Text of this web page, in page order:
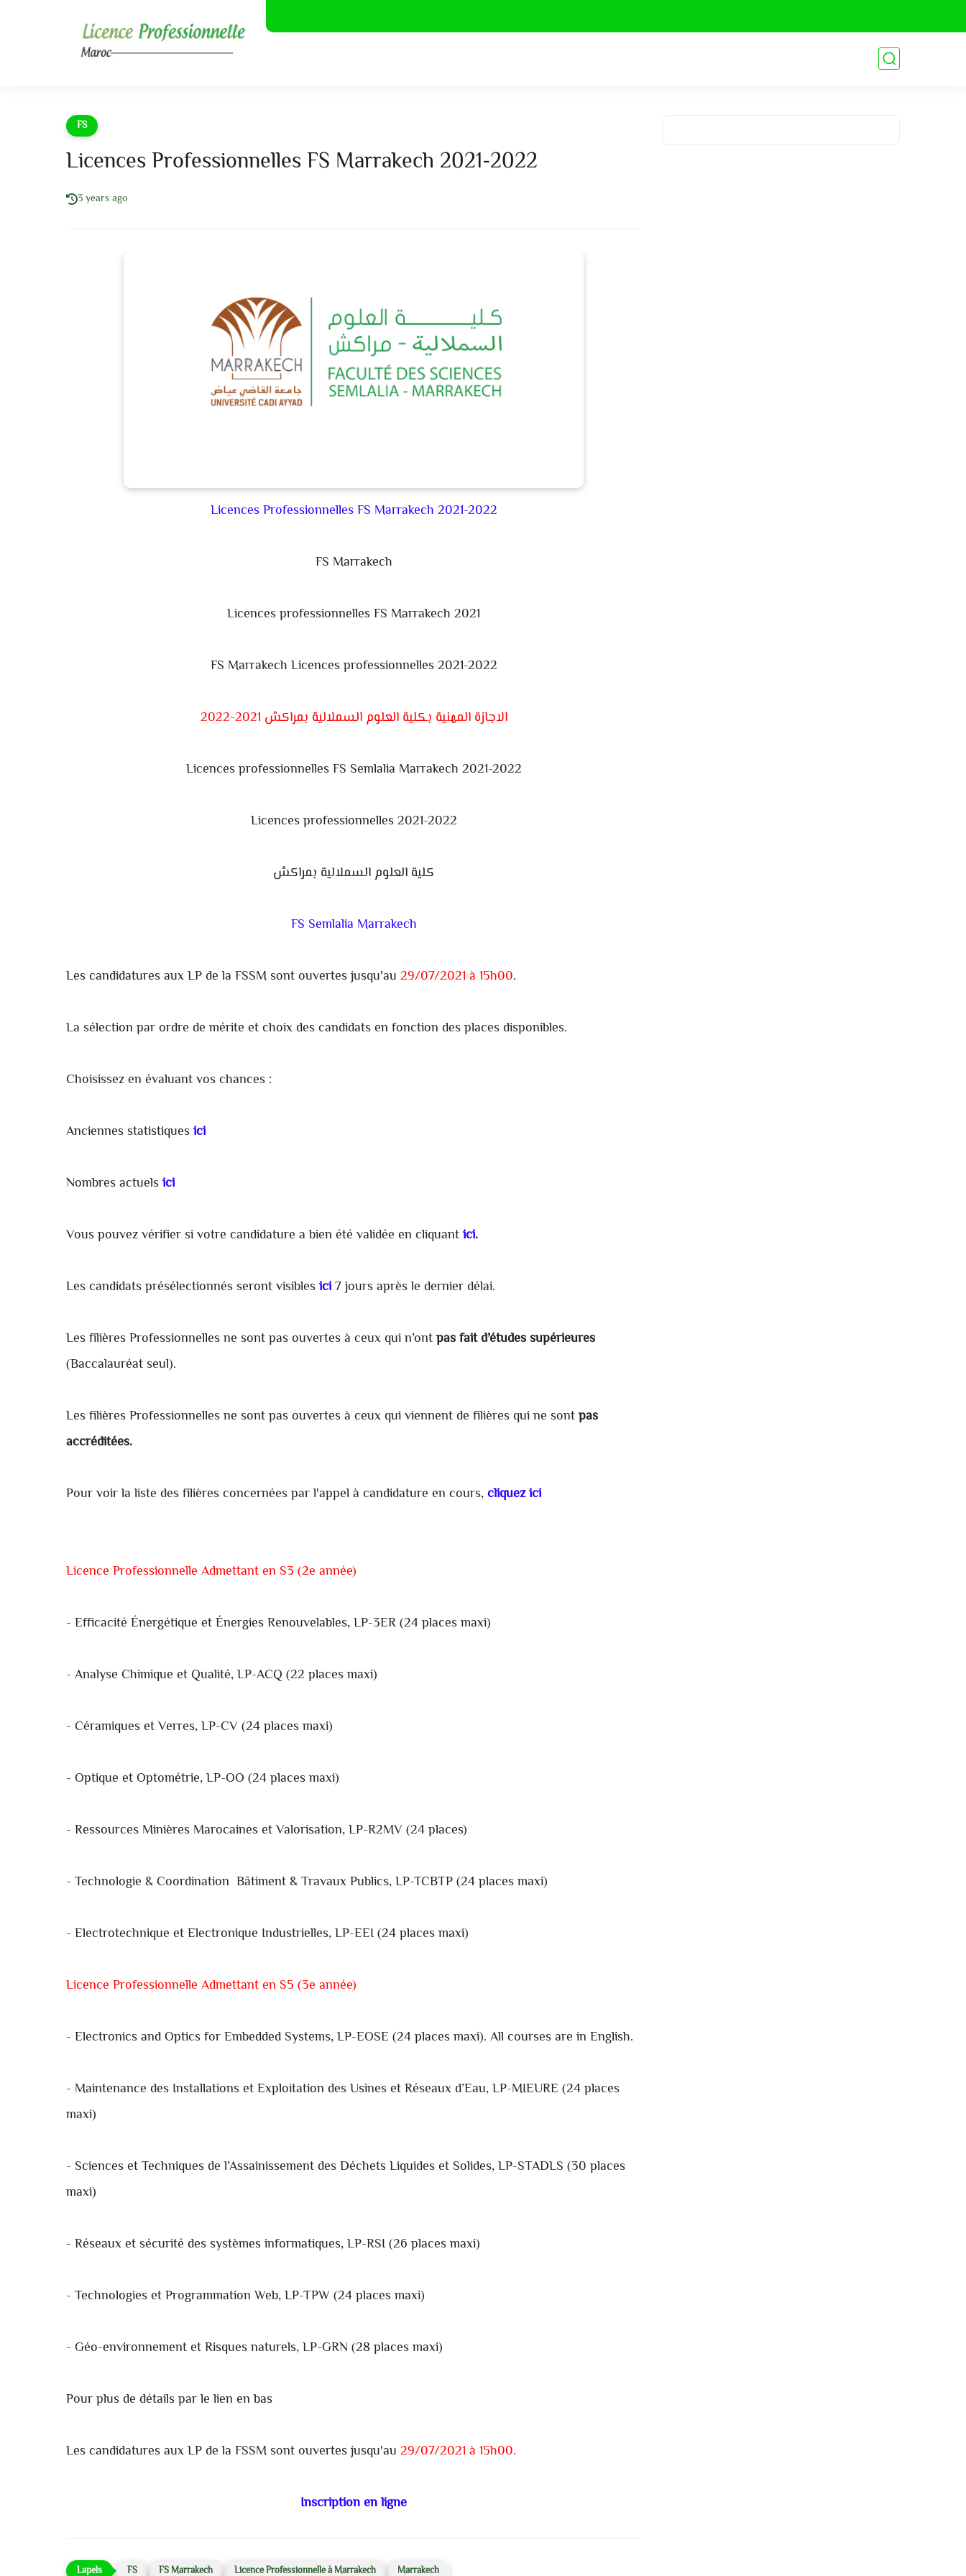
FS
Licences Professionnelles FS Marrakech 2021-2022
3 years ago
Licences Professionnelles FS Marrakech 2021-2022
FS Marrakech
Licences professionnelles FS Marrakech 2021
FS Marrakech Licences professionnelles 2021-2022
الاجازة المهنية بكلية العلوم السملالية بمراكش 2021-2022
Licences professionnelles FS Semlalia Marrakech 2021-2022
Licences professionnelles 2021-2022
كلية العلوم السملالية بمراكش
FS Semlalia Marrakech
Les candidatures aux LP de la FSSM sont ouvertes jusqu'au 29/07/2021 à 15h00.
La sélection par ordre de mérite et choix des candidats en fonction des places disponibles.
Choisissez en évaluant vos chances :
Anciennes statistiquesici
Nombres actuelsici
Vous pouvez vérifier si votre candidature a bien été validée en cliquantici.
Les candidats présélectionnés seront visiblesici7 jours après le dernier délai.
Les filières Professionnelles ne sont pas ouvertes à ceux qui n’ontpas fait d’études supérieures
(Baccalauréat seul).
Les filières Professionnelles ne sont pas ouvertes à ceux qui viennent de filières qui ne sontpas
accréditées.
Pour voir la liste des filières concernées par l'appel à candidature en cours,cliquez ici
Licence Professionnelle Admettant en S3 (2e année)
- Efficacité Énergétique et Énergies Renouvelables, LP-3ER (24 places maxi)
- Analyse Chimique et Qualité, LP-ACQ (22 places maxi)
- Céramiques et Verres, LP-CV (24 places maxi)
- Optique et Optométrie, LP-OO (24 places maxi)
- Ressources Minières Marocaines et Valorisation, LP-R2MV (24 places)
- Technologie & Coordination Bâtiment & Travaux Publics, LP-TCBTP (24 places maxi)
- Electrotechnique et Electronique Industrielles, LP-EEI (24 places maxi)
Licence Professionnelle Admettant en S5 (3e année)
- Electronics and Optics for Embedded Systems, LP-EOSE (24 places maxi). All courses are in English.
- Maintenance des Installations et Exploitation des Usines et Réseaux d’Eau, LP-MIEURE (24 places
maxi)
- Sciences et Techniques de l’Assainissement des Déchets Liquides et Solides, LP-STADLS (30 places
maxi)
- Réseaux et sécurité des systèmes informatiques, LP-RSI (26 places maxi)
- Technologies et Programmation Web, LP-TPW (24 places maxi)
- Géo-environnement et Risques naturels, LP-GRN (28 places maxi)
Pour plus de détails par le lien en bas
Les candidatures aux LP de la FSSM sont ouvertes jusqu'au 29/07/2021 à 15h00.
Inscription en ligne
FS FS Marrakech Licence Professionnelle à Marrakech Marrakech